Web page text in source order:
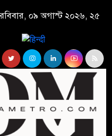
রবিবার, ০৯ অগাস্ট ২০২৬, ২৫